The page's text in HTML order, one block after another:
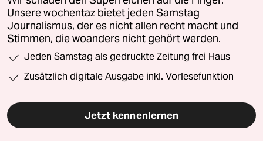
Unsere wochentaz bietet jeden Samstag
Journalismus, der es nicht allen recht macht und
Stimmen, die woanders nicht gehört werden.
Jeden Samstag als gedruckte Zeitung frei Haus
Zusätzlich digitale Ausgabe inkl. Vorlesefunktion
Jetzt kennenlernen